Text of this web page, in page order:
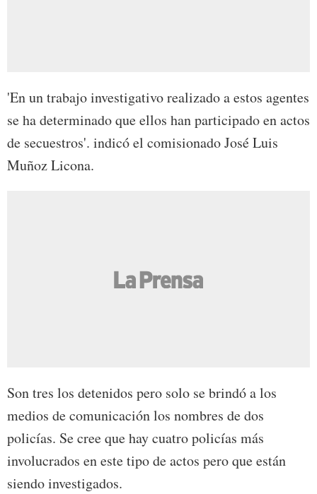
'En un trabajo investigativo realizado a estos agentes
se ha determinado que ellos han participado en actos
de secuestros'. indicó el comisionado José Luis
Muñoz Licona.
Son tres los detenidos pero solo se brindó a los
medios de comunicación los nombres de dos
policías. Se cree que hay cuatro policías más
involucrados en este tipo de actos pero que están
siendo investigados.